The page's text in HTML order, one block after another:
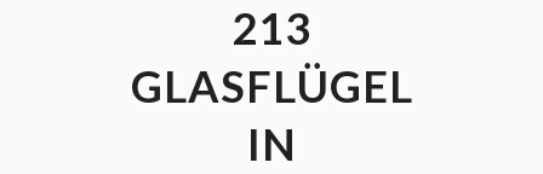
213
GLASFLÜGEL
IN